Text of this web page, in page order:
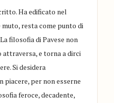
Ha edificato nel
muto, resta come punto di
filosofia di Pavese non
attraversa, e torna a dirci
Si desidera
piacere, per non esserne
feroce, decadente,